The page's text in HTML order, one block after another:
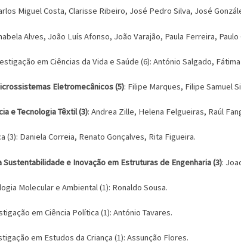
Miguel Costa, Clarisse Ribeiro, José Pedro Silva, José
Alves, João Luís Afonso, João Varajão, Paula Ferreira,
em Ciências da Vida e Saúde (6): António Salgado,
Eletromecânicos (5): Filipe Marques, Filipe Samuel
e Tecnologia Têxtil (3): Andrea Zille, Helena Felgueiras, Raúl
(3): Daniela Correia, Renato Gonçalves, Rita Figueira.
Sustentabilidade e Inovação em Estruturas de Engenharia (3):
Molecular e Ambiental (1): Ronaldo Sousa.
em Ciência Política (1): António Tavares.
em Estudos da Criança (1): Assunção Flores.